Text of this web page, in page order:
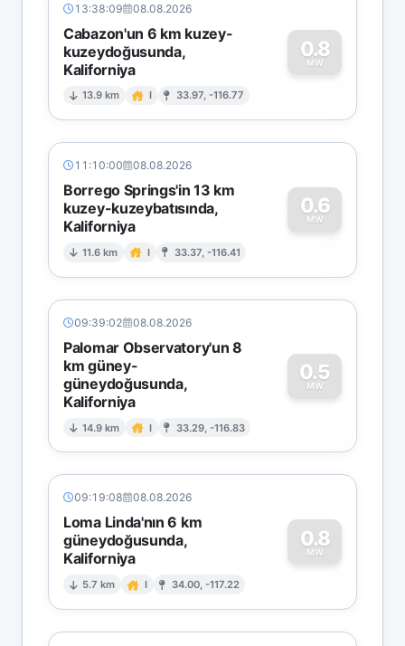
13:38:09 08.08.2026
Cabazon'un 6 km kuzey-
kuzeydoğusunda,
Kaliforniya
13.9 km I 33.97, -116.77
0.8
MW
0
11:10:00 08.08.2026
Borrego Springs'in 13 km
kuzey-kuzeybatısında,
Kaliforniya
11.6 km I 33.37, -116.41
0.6
MW
0
09:39:02 08.08.2026
Palomar Observatory'un 8
km güney-
güneydoğusunda,
Kaliforniya
14.9 km I 33.29, -116.83
0.5
MW
0
09:19:08 08.08.2026
Loma Linda'nın 6 km
güneydoğusunda,
Kaliforniya
5.7 km I 34.00, -117.22
0.8
MW
0